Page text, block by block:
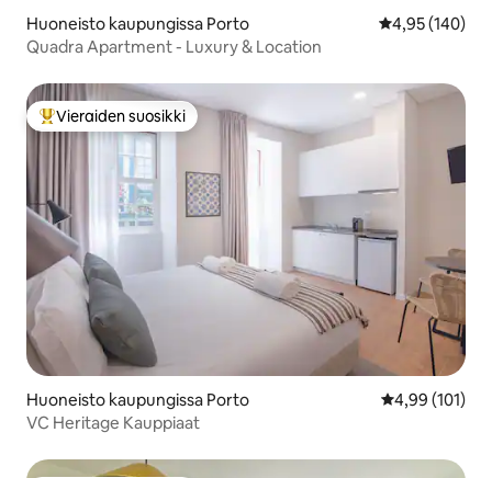
Huoneisto kaupungissa Porto
4,95 (140)
Quadra Apartment - Luxury & Location
Vieraiden suosikkien parhaimmistoa
Vieraiden suosikki
Huoneisto kaupungissa Porto
4,99 (101)
VC Heritage Kauppiaat